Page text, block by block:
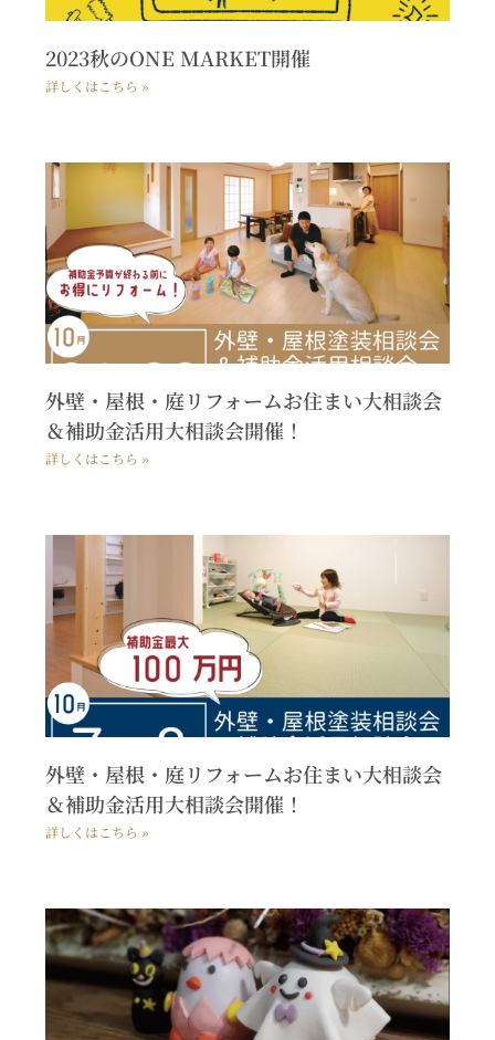
2023秋のONE MARKET開催
詳しくはこちら »
外壁・屋根・庭リフォームお住まい大相談会
＆補助金活用大相談会開催！
詳しくはこちら »
外壁・屋根・庭リフォームお住まい大相談会
＆補助金活用大相談会開催！
詳しくはこちら »